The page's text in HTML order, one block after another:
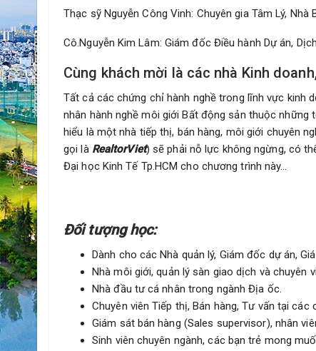
Thạc sỹ Nguyễn Công Vinh: Chuyên gia Tâm Lý, Nhà
Cô.Nguyễn Kim Lâm: Giám đốc Điều hành Dự án,
Cùng khách mời là các nhà Kinh
Tất cả các chứng chỉ hành nghề trong lĩnh vực kinh
nhân hành nghề môi giới Bất động sản thuộc
hiểu là một nhà tiếp thị, bán hàng, môi giới chuyên
gọi là RealtorViet) sẽ phải nỗ lực không ngừng, có
Đại học Kinh Tế Tp.HCM cho chương trình này…
Đối tượng học:
Dành cho các Nhà quản lý, Giám đốc dự án,
Nhà môi giới, quản lý sàn giao dịch và chuyên
Nhà đầu tư cá nhân trong ngành Địa ốc.
Chuyên viên Tiếp thị, Bán hàng, Tư vấn tại
Giám sát bán hàng (Sales supervisor), nhân
Sinh viên chuyên ngành, các bạn trẻ mong